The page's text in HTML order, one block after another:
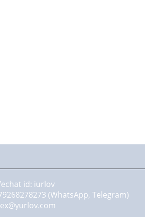
id: iurlov
(WhatsApp, Telegram)